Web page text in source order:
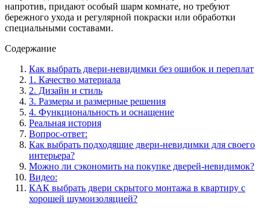
напротив, придают особый шарм комнате, но требуют
бережного ухода и регулярной покраски или обработки
специальными составами.
Содержание
Как выбрать двери-невидимки без ошибок и переплат
1. Качество материала
2. Дизайн и стиль
3. Размеры и размерные решения
4. Функциональность и оснащение
Реальная история
Вопрос-ответ:
Как выбрать подходящие двери-невидимки для своего
интерьера?
Можно ли сэкономить на покупке дверей-невидимок?
Видео:
КАК выбрать двери скрытого монтажа в квартиру с
хорошей шумоизоляцией?